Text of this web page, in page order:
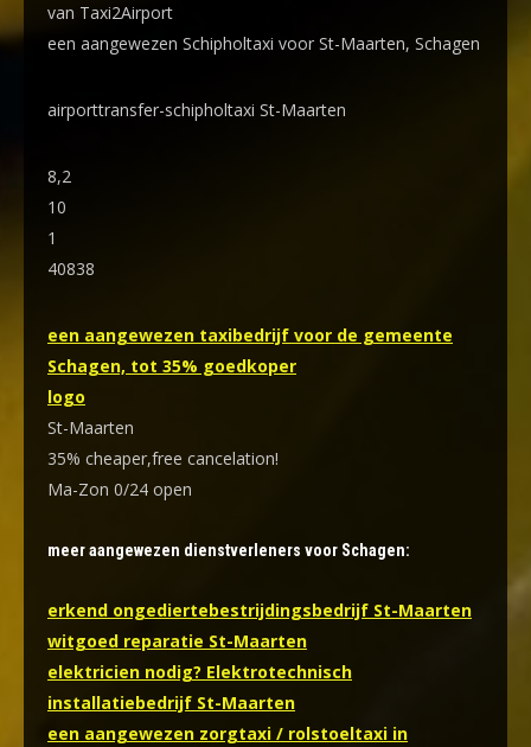
van Taxi2Airport
een aangewezen Schipholtaxi voor St-Maarten, Schagen
airporttransfer-schipholtaxi St-Maarten
8,2
10
1
40838
een aangewezen taxibedrijf voor de gemeente
Schagen, tot 35% goedkoper
logo
St-Maarten
35% cheaper,free cancelation!
Ma-Zon 0/24 open
meer aangewezen dienstverleners voor Schagen:
erkend ongediertebestrijdingsbedrijf St-Maarten
witgoed reparatie St-Maarten
elektricien nodig? Elektrotechnisch
installatiebedrijf St-Maarten
een aangewezen zorgtaxi / rolstoeltaxi in